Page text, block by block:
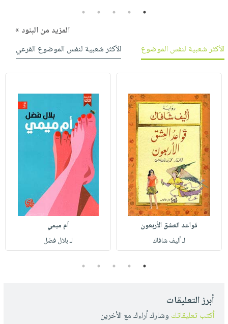
1
2
3
4
5
المزيد من البنود »
الأكثر شعبية لنفس الموضوع
الأكثر شعبية لنفس الموضوع الفرعي
قواعد العشق الأربعون
لـ أليف شافاك
أم ميمي
لـ بلال فضل
1
2
3
4
5
أبرز التعليقات
أكتب تعليقاتك وشارك أراءك مع الأخرين